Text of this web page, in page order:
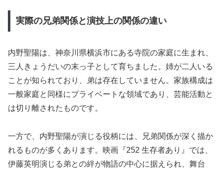
実際の兄弟関係と演技上の関係の違い
内野聖陽は、神奈川県横浜市にある寺院の家庭に生まれ、
三人きょうだいの末っ子として育ちました。姉が二人いる
ことが知られており、弟は存在していません。家族構成は
一般家庭と同様にプライベートな領域であり、芸能活動と
は切り離されたものです。
一方で、内野聖陽が演じる役柄には、兄弟関係が深く描か
れるものが多くあります。映画『252 生存者あり』では、
伊藤英明演じる弟との絆が物語の中心に据えられ、舞台